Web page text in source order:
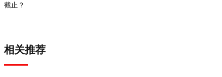
截止？
相关推荐